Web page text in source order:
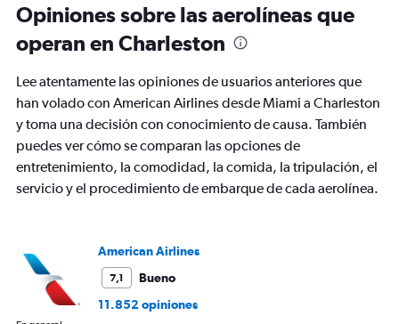
6
The
has
2
axes
displaying
Avg.
Price
flights.
Opiniones sobre las aerolíneas que
operan en Charleston
Lee atentamente las opiniones de usuarios anteriores que
han volado con American Airlines desde Miami a Charleston
y toma una decisión con conocimiento de causa. También
puedes ver cómo se comparan las opciones de
entretenimiento, la comodidad, la comida, la tripulación, el
servicio y el procedimiento de embarque de cada aerolínea.
American Airlines
7,1
Bueno
11.852 opiniones